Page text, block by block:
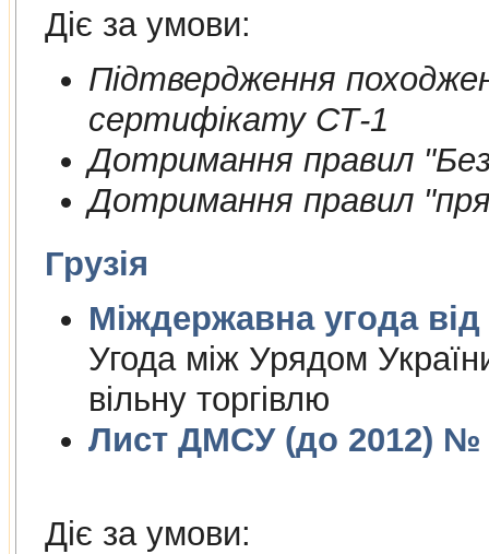
Діє за умови:
Пiдтвердження
сертифiкату СТ-1
Дотримання правил
Дотримання правил
Грузія
Угода між Урядом
вільну торгівлю
Лист ДМСУ (до 2012) №
Діє за умови: